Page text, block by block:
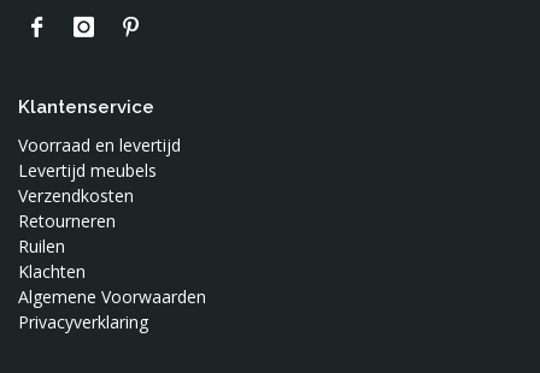
Klantenservice
Voorraad en levertijd
Levertijd meubels
Verzendkosten
Retourneren
Ruilen
Klachten
Algemene Voorwaarden
Privacyverklaring